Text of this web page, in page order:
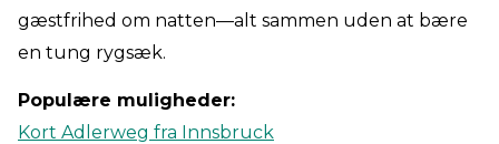
gæstfrihed om natten—alt sammen uden at bære
en tung rygsæk.
Populære muligheder:
Kort Adlerweg fra Innsbruck